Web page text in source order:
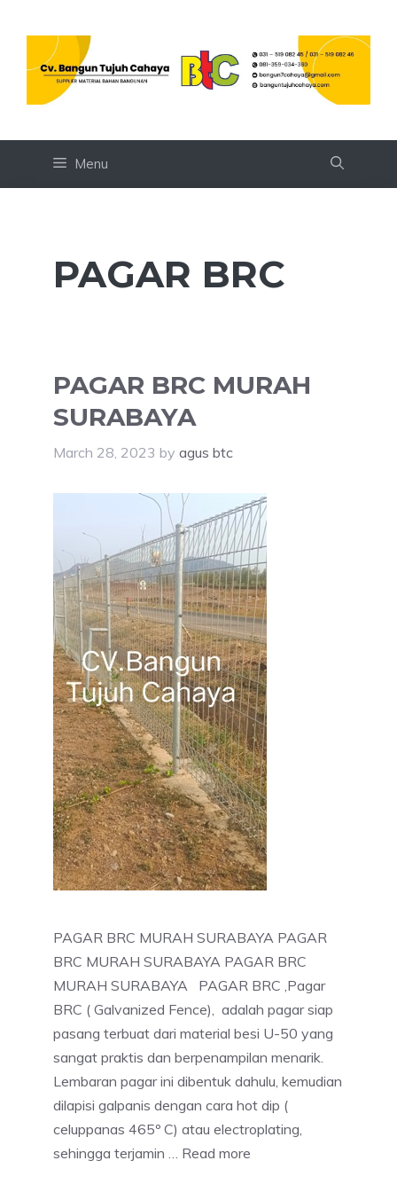
content
Menu
PAGAR BRC
PAGAR BRC MURAH
SURABAYA
March 28, 2023 by agus btc
PAGAR BRC MURAH SURABAYA PAGAR
BRC MURAH SURABAYA PAGAR BRC
MURAH SURABAYA PAGAR BRC ,Pagar
BRC ( Galvanized Fence), adalah pagar siap
pasang terbuat dari material besi U-50 yang
sangat praktis dan berpenampilan menarik.
Lembaran pagar ini dibentuk dahulu, kemudian
dilapisi galpanis dengan cara hot dip (
celuppanas 465º C) atau electroplating,
sehingga terjamin … Read more